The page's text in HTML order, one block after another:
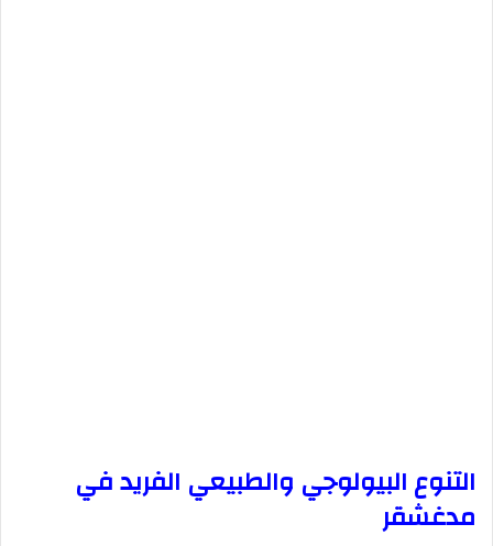
التنوع البيولوجي والطبيعي الفريد في
مدغشقر